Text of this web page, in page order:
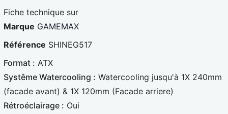
l
u
e
r
d
Fiche technique sur
Marque GAMEMAX
Référence SHINEG517
Format : ATX
Systême Watercooling : Watercooling jusqu'à 1X 240mm
(facade avant) & 1X 120mm (Facade arriere)
Rétroéclairage : Oui